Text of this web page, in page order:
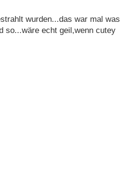
wurden...das war mal was
so...wäre echt geil,wenn cutey